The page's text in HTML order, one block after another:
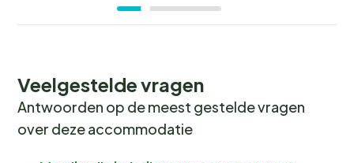
Veelgestelde vragen
Antwoorden op de meest gestelde vragen
over deze accommodatie